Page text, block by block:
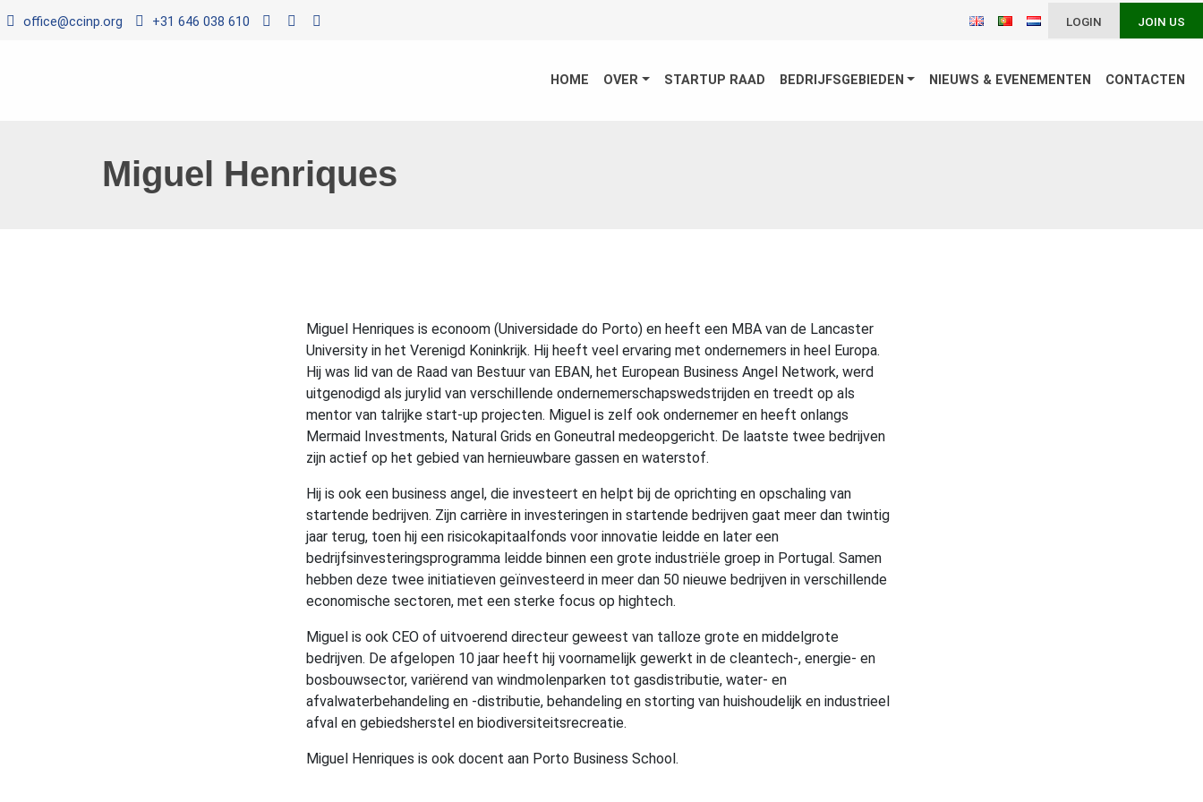
office@ccinp.org +31 646 038 610 LOGIN JOIN US
HOME OVER STARTUP RAAD BEDRIJFSGEBIEDEN NIEUWS & EVENEMENTEN CONTACTEN
Miguel Henriques
Miguel Henriques is econoom (Universidade do Porto) en heeft een MBA van de Lancaster
University in het Verenigd Koninkrijk. Hij heeft veel ervaring met ondernemers in heel Europa.
Hij was lid van de Raad van Bestuur van EBAN, het European Business Angel Network, werd
uitgenodigd als jurylid van verschillende ondernemerschapswedstrijden en treedt op als
mentor van talrijke start-up projecten. Miguel is zelf ook ondernemer en heeft onlangs
Mermaid Investments, Natural Grids en Goneutral medeopgericht. De laatste twee bedrijven
zijn actief op het gebied van hernieuwbare gassen en waterstof.
Hij is ook een business angel, die investeert en helpt bij de oprichting en opschaling van
startende bedrijven. Zijn carrière in investeringen in startende bedrijven gaat meer dan twintig
jaar terug, toen hij een risicokapitaalfonds voor innovatie leidde en later een
bedrijfsinvesteringsprogramma leidde binnen een grote industriële groep in Portugal. Samen
hebben deze twee initiatieven geïnvesteerd in meer dan 50 nieuwe bedrijven in verschillende
economische sectoren, met een sterke focus op hightech.
Miguel is ook CEO of uitvoerend directeur geweest van talloze grote en middelgrote
bedrijven. De afgelopen 10 jaar heeft hij voornamelijk gewerkt in de cleantech-, energie- en
bosbouwsector, variërend van windmolenparken tot gasdistributie, water- en
afvalwaterbehandeling en -distributie, behandeling en storting van huishoudelijk en industrieel
afval en gebiedsherstel en biodiversiteitsrecreatie.
Miguel Henriques is ook docent aan Porto Business School.